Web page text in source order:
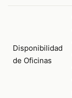
Disponibilidad
de Oficinas